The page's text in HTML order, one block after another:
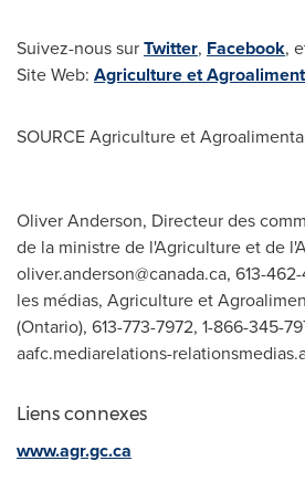
Suivez-nous surTwitter, Facebook,
Site Web: Agriculture et
SOURCE Agriculture et
Oliver Anderson, Directeur des
de la ministre de l'Agriculture et de
oliver.anderson@canada.ca, 613-
les médias, Agriculture et
(Ontario), 613-773-7972, 1-866-345-
aafc.mediarelations-
Liens connexes
www.agr.gc.ca